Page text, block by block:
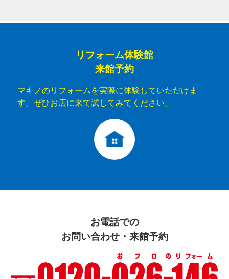
リフォーム体験館
来館予約
マキノのリフォームを実際に体験していただけま
す。ぜひお店に来て試してみてください。
お電話での
お問い合わせ・来館予約